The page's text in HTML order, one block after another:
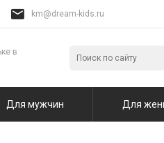
km@dream-kids.ru
в
Для мужчин Для